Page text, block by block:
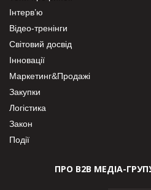
Інтерв’ю
Відео-тренінги
Світовий досвід
Інновації
Маркетинг&Продажі
Закупки
Логістика
Закон
Події
ПРО В2В МЕДІА-ГРУПУ